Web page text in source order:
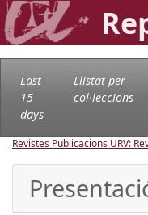
Last
15
days
Llistat per
col·leccions
Revistes Publicacions URV: